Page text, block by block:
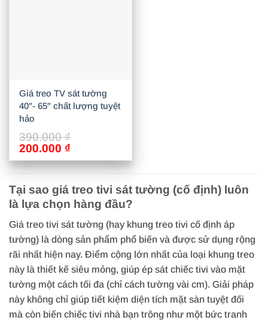
Giá treo TV sát tường
40″- 65″ chất lượng tuyệt
hảo
390.000₫
Giá
gốc
là:
200.000 ₫
hiện
tại
200.000 ₫.
Tại sao giá treo tivi sát tường (cố định) luôn
là lựa chọn hàng đầu?
Giá treo tivi sát tường (hay khung treo tivi cố định áp
tường) là dòng sản phẩm phổ biến và được sử dụng rộng
rãi nhất hiện nay. Điểm cộng lớn nhất của loại khung treo
này là thiết kế siêu mỏng, giúp ép sát chiếc tivi vào mặt
tường một cách tối đa (chỉ cách tường vài cm). Giải pháp
này không chỉ giúp tiết kiệm diện tích mặt sàn tuyệt đối
mà còn biến chiếc tivi nhà bạn trông như một bức tranh